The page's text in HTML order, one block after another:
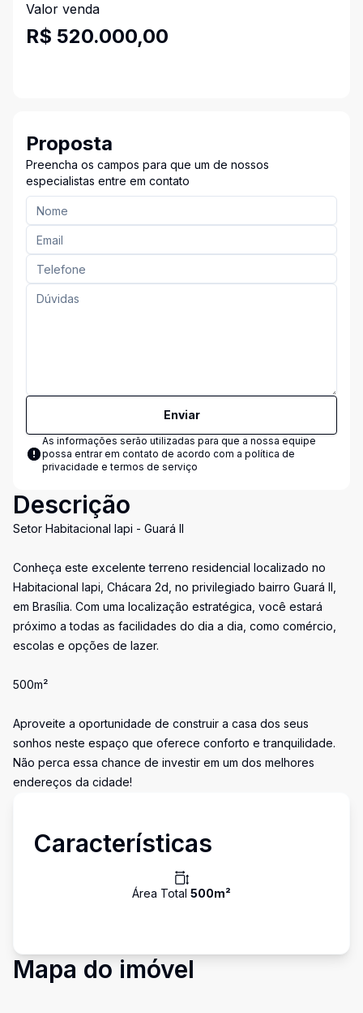
Valor venda
R$ 520.000,00
Proposta
Preencha os campos para que um de nossos
especialistas entre em contato
Enviar
As informações serão utilizadas para que a nossa equipe
possa entrar em contato de acordo com a política de
privacidade e termos de serviço
Descrição
Setor Habitacional Iapi - Guará II
Conheça este excelente terreno residencial localizado no
Habitacional Iapi, Chácara 2d, no privilegiado bairro Guará II,
em Brasília. Com uma localização estratégica, você estará
próximo a todas as facilidades do dia a dia, como comércio,
escolas e opções de lazer.
500m²
Aproveite a oportunidade de construir a casa dos seus
sonhos neste espaço que oferece conforto e tranquilidade.
Não perca essa chance de investir em um dos melhores
endereços da cidade!
Características
Área Total 500m²
Mapa do imóvel